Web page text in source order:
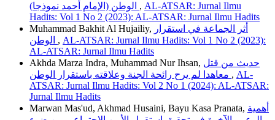
, AL-ATSAR: Jurnal Ilmu
Hadits: Vol 1 No 2 (2023): AL-ATSAR: Jurnal Ilmu Hadits
Muhammad Bakhit Al Hujailiy, أثر الجماعة في استقرار
, AL-ATSAR: Jurnal Ilmu Hadits: Vol 1 No 2 (2023):
AL-ATSAR: Jurnal Ilmu Hadits
Akhda Marza Indra, Muhammad Nur Ihsan, حديث من قتل
, AL-
ATSAR: Jurnal Ilmu Hadits: Vol 2 No 1 (2024): AL-ATSAR:
Jurnal Ilmu Hadits
Marwan Mas'ud, Akhmad Husaini, Bayu Kasa Pranata, أهمية